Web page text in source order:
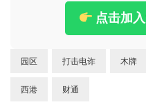
点击加
园区 打击电诈 木牌
西港 财通